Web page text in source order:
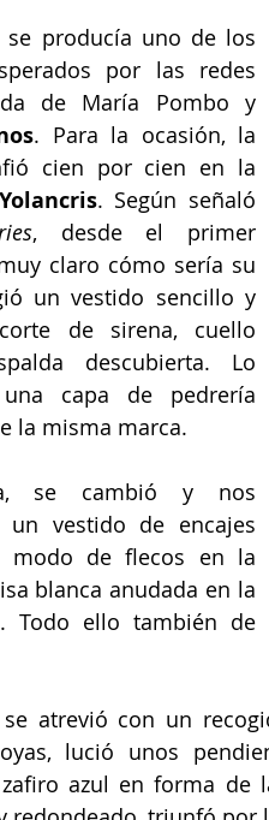
se producía uno de los
por las redes
cien por cien en la
Yolancris. Según señaló
, desde el primer
claro cómo sería su
un vestido sencillo y
descubierta. Lo
capa de pedrería
la misma marca.
se cambió y nos
un vestido de encajes
modo de flecos en la
blanca anudada en la
Todo ello también de
atrevió con un
lució unos
azul en forma de